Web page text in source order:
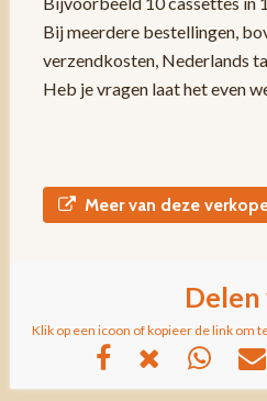
Bij meerdere bestellingen,
verzendkosten, Nederlands
Heb je vragen laat het even
Meer van deze
Delen
Klik op een icoon of kopieer de link om